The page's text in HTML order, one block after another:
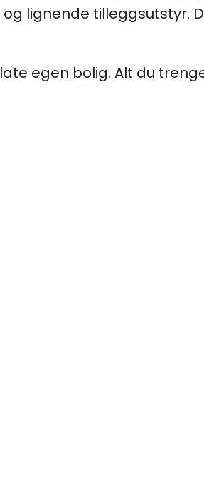
lignende tilleggsutstyr.
egen bolig. Alt du